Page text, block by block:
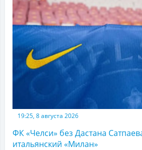
19:25, 8 августа 2026
ФК «Челси» без Дастана
итальянский «Милан»